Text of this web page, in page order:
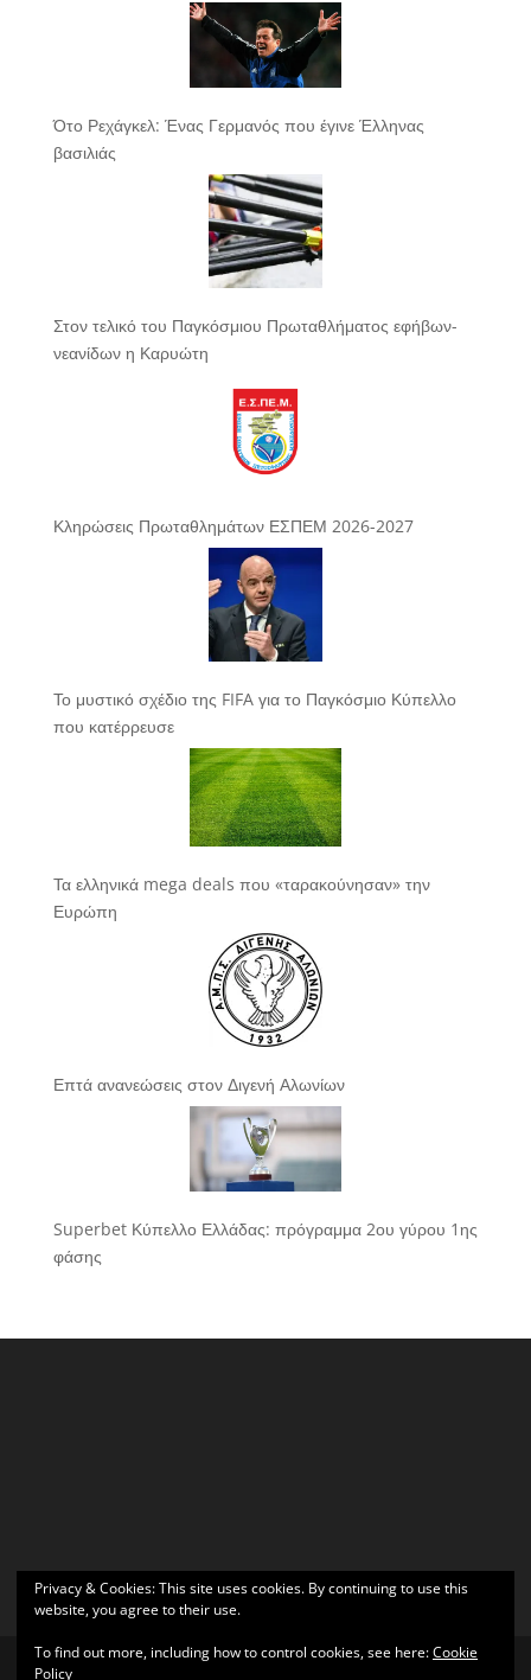
Ότο Ρεχάγκελ: Ένας Γερμανός που έγινε Έλληνας
βασιλιάς
Στον τελικό του Παγκόσμιου Πρωταθλήματος εφήβων-
νεανίδων η Καρυώτη
Κληρώσεις Πρωταθλημάτων ΕΣΠΕΜ 2026-2027
Το μυστικό σχέδιο της FIFA για το Παγκόσμιο Κύπελλο
που κατέρρευσε
Τα ελληνικά mega deals που «ταρακούνησαν» την
Ευρώπη
Επτά ανανεώσεις στον Διγενή Αλωνίων
Superbet Κύπελλο Ελλάδας: πρόγραμμα 2ου γύρου 1ης
φάσης
Privacy & Cookies: This site uses cookies. By continuing to use this
website, you agree to their use.
To find out more, including how to control cookies, see here:Cookie
Policy